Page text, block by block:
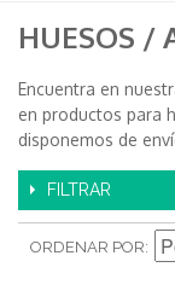
HUESOS /
Encuentra en
en productos para
disponemos de
FILTRAR
ORDENAR POR